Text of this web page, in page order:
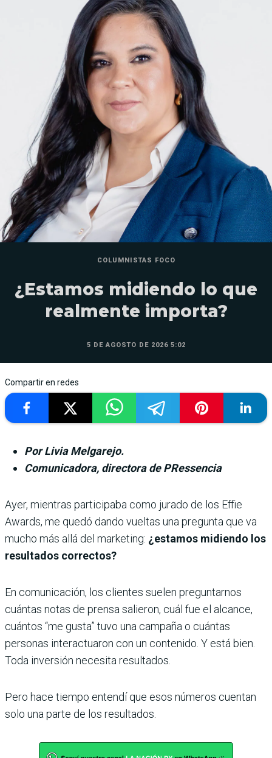
COLUMNISTAS FOCO
¿Estamos midiendo lo que
realmente importa?
5 DE AGOSTO DE 2026 5:02
Compartir en redes
Por Livia Melgarejo.
Comunicadora, directora de PRessencia
Ayer, mientras participaba como jurado de los Effie
Awards, me quedó dando vueltas una pre­gunta que va
mucho más allá del marketing: ¿estamos midiendo los
resultados correctos?
En comunicación, los clientes suelen preguntarnos
cuántas notas de prensa salieron, cuál fue el alcance,
cuántos “me gusta” tuvo una campaña o cuántas
personas interactuaron con un contenido. Y está bien.
Toda inversión necesita resultados.
Pero hace tiempo entendí que esos números cuentan
solo una parte de los resultados.